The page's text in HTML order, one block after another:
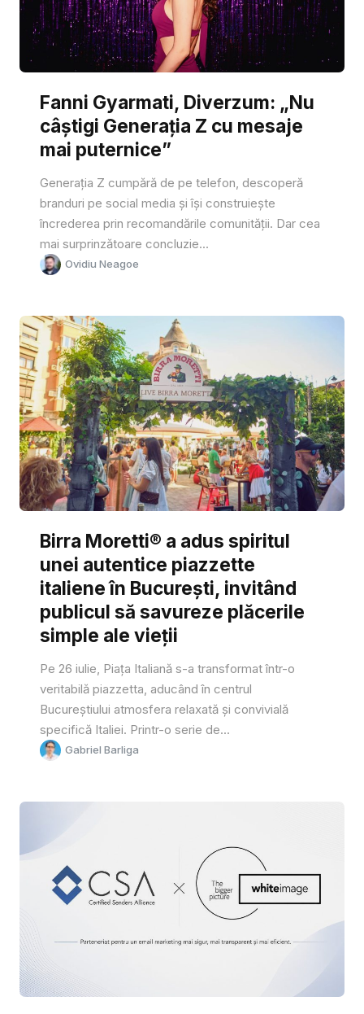
Fanni Gyarmati, Diverzum: „Nu
câștigi Generația Z cu mesaje
mai puternice”
Generația Z cumpără de pe telefon, descoperă
branduri pe social media și își construiește
încrederea prin recomandările comunității. Dar cea
mai surprinzătoare concluzie...
Ovidiu Neagoe
Birra Moretti® a adus spiritul
unei autentice piazzette
italiene în București, invitând
publicul să savureze plăcerile
simple ale vieții
Pe 26 iulie, Piața Italiană s-a transformat într-o
veritabilă piazzetta, aducând în centrul
Bucureștiului atmosfera relaxată și convivială
specifică Italiei. Printr-o serie de...
Gabriel Barliga